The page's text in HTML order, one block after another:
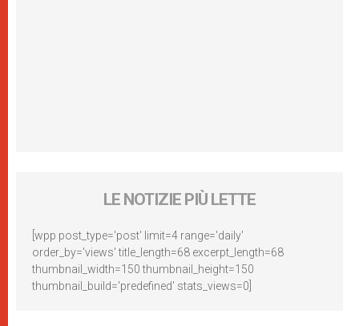
LE NOTIZIE PIÙ LETTE
[wpp post_type='post' limit=4 range='daily'
order_by='views' title_length=68 excerpt_length=68
thumbnail_width=150 thumbnail_height=150
thumbnail_build='predefined' stats_views=0]